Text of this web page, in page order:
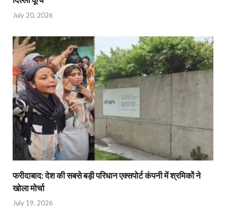
July 20, 2026
फरीदाबाद: देश की सबसे बड़ी परिधान एक्सपोर्ट कंपनी में श्रमिकों ने
खोला मोर्चा
July 19, 2026